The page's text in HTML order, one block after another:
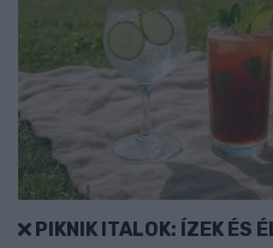
PIKNIK ITALOK: ÍZEK ÉS